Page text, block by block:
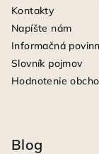
Kontakty
Napíšte nám
Informačná
Slovník pojmov
Hodnotenie
Blog